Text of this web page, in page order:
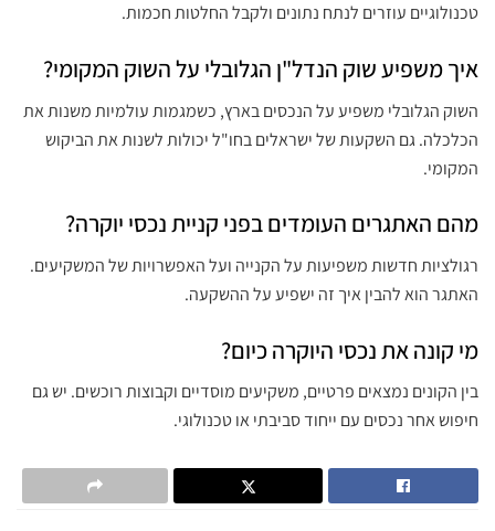
טכנולוגיים עוזרים לנתח נתונים ולקבל החלטות חכמות.
איך משפיע שוק הנדל"ן הגלובלי על השוק המקומי?
השוק הגלובלי משפיע על הנכסים בארץ, כשמגמות עולמיות משנות את
הכלכלה. גם השקעות של ישראלים בחו"ל יכולות לשנות את הביקוש
המקומי.
מהם האתגרים העומדים בפני קניית נכסי יוקרה?
רגולציות חדשות משפיעות על הקנייה ועל האפשרויות של המשקיעים.
האתגר הוא להבין איך זה ישפיע על ההשקעה.
מי קונה את נכסי היוקרה כיום?
בין הקונים נמצאים פרטיים, משקיעים מוסדיים וקבוצות רוכשים. יש גם
חיפוש אחר נכסים עם ייחוד סביבתי או טכנולוגי.